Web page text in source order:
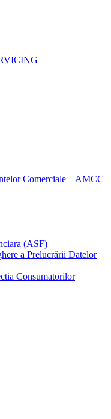
Comerciale – AMCC
(ASF)
a Prelucrării Datelor
Consumatorilor